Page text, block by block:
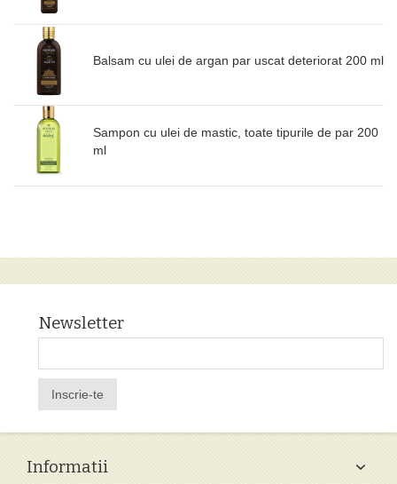
Balsam cu ulei de argan par uscat deteriorat 200 ml
Sampon cu ulei de mastic, toate tipurile de par 200
ml
Newsletter
Inscrie-te
Informatii